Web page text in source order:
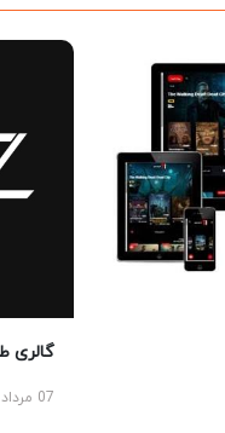
گالری طلا
07 مرداد 1405